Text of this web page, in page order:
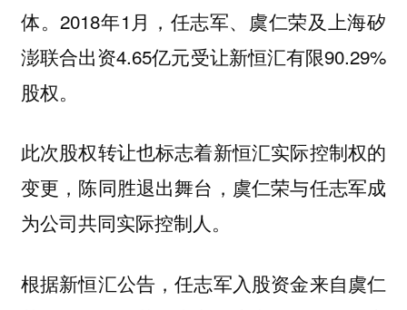
体。2018年1月，任志军、虞仁荣及上海矽
澎联合出资4.65亿元受让新恒汇有限90.29%
股权。
此次股权转让也标志着新恒汇实际控制权的
变更，陈同胜退出舞台，虞仁荣与任志军成
为公司共同实际控制人。
根据新恒汇公告，任志军入股资金来自虞仁